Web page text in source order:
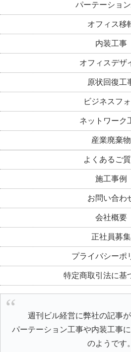
パーテーショ
オフィス移
内装工事
オフィスデザ
原状回復工
ビジネスフ
ネットワーク
産業廃棄物
よくあるご
施工事例
お問い合わ
会社概要
正社員募集
プライバシーポ
特定商取引法に基
週刊ビル経営に弊社の記事
パーテーション工事や内装工事
のようです。